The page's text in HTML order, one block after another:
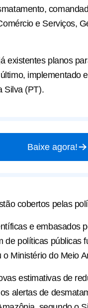
e Serviços,
existentes planos
implementado
Silva (PT).
Baixe agora!
cobertos pelas
e embasados
de políticas públicas
o Ministério do Meio
estimativas de
alertas de